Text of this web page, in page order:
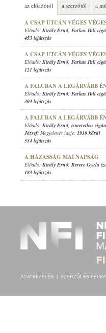
az előadótól a szerzőtől a
A CSAP UTCÁN VÉGES
Előadó: Király Ernő, Farkas Pali
453 lejátszás
A CSAP UTCÁN VÉGES
Előadó: Király Ernő, Farkas Pali
121 lejátszás
A FALUBAN A LEGÁRVÁBB
Előadó: Király Ernő, Farkas Pali
304 lejátszás
A FALUBAN A LEGÁRVÁBB
Előadó: Király Ernő, ismeretlen
József; Megjelenés ideje: 1910 körül
554 lejátszás
A HÁZASSÁG MAI NAPSÁG
Előadó: Király Ernő, Revere Gyula
183 lejátszás
ADATKEZELÉS SZERZŐI ÉS